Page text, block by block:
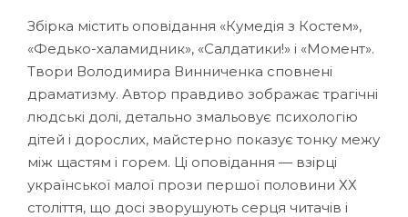
Збірка містить оповідання «Кумедія з Костем»,
«Федько-халамидник», «Салдатики!» і «Момент».
Твори Володимира Винниченка сповнені
драматизму. Автор правдиво зображає трагічні
людські долі, детально змальовує психологію
дітей і дорослих, майстерно показує тонку межу
між щастям і горем. Ці оповідання — взірці
української малої прози першої половини ХХ
століття, що досі зворушують серця читачів і